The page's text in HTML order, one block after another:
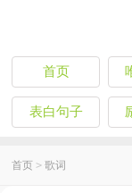
首页
表白句子
首页 > 歌词